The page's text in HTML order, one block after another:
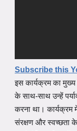
Subscribe this
इस कार्यक्रम का मुख्य
के साथ-साथ उन्हें
करना था। कार्यक्रम
संरक्षण और स्वच्छता